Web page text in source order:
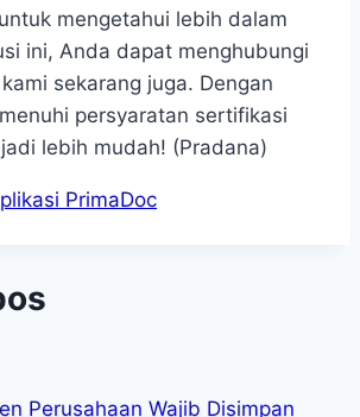
mengetahui lebih dalam
ini, Anda dapat menghubungi
kami sekarang juga. Dengan
persyaratan sertifikasi
lebih mudah! (Pradana)
PrimaDoc
Perusahaan Wajib Disimpan